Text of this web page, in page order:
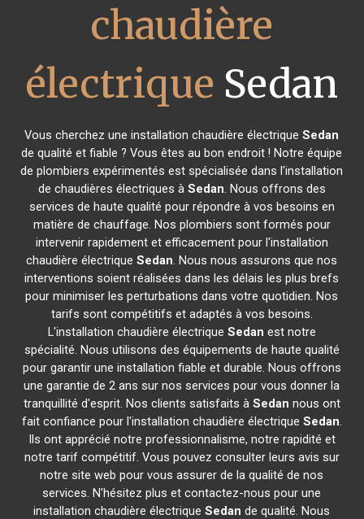
chaudière
électrique Sedan
Vous cherchez une installation chaudière électriqueSedan
de qualité et fiable ? Vous êtes au bon endroit ! Notre équipe
de plombiers expérimentés est spécialisée dans l'installation
de chaudières électriques à Sedan. Nous offrons des
services de haute qualité pour répondre à vos besoins en
matière de chauffage. Nos plombiers sont formés pour
intervenir rapidement et efficacement pour l'installation
chaudière électriqueSedan. Nous nous assurons que nos
interventions soient réalisées dans les délais les plus brefs
pour minimiser les perturbations dans votre quotidien. Nos
tarifs sont compétitifs et adaptés à vos besoins.
L'installation chaudière électrique Sedan est notre
spécialité. Nous utilisons des équipements de haute qualité
pour garantir une installation fiable et durable. Nous offrons
une garantie de 2 ans sur nos services pour vous donner la
tranquillité d'esprit. Nos clients satisfaits à Sedan nous ont
fait confiance pour l'installation chaudière électrique Sedan.
Ils ont apprécié notre professionnalisme, notre rapidité et
notre tarif compétitif. Vous pouvez consulter leurs avis sur
notre site web pour vous assurer de la qualité de nos
services. N'hésitez plus et contactez-nous pour une
installation chaudière électriqueSedan de qualité. Nous